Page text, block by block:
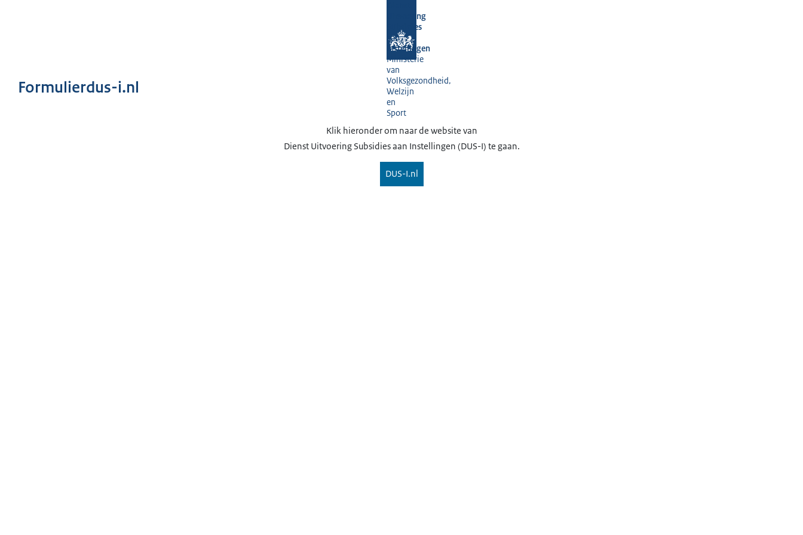
Uitvoering
Subsidies
aan
Instellingen
Ministerie
van
Volksgezondheid,
Welzijn
en
Sport
Formulierdus-i.nl
Klik hieronder om naar de website van
Dienst Uitvoering Subsidies aan Instellingen (DUS-I) te gaan.
DUS-I.nl